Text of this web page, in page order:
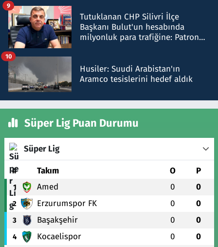
Tutuklanan CHP Silivri İlçe
Başkanı Bulut'un hesabında
milyonluk para trafiğine: Patron
9
Husiler: Suudi Arabistan'ın
Aramco tesislerini hedef aldık
10
Süper Lig Puan Durumu
Süper Lig
# Takım O P
1 Amed 0 0
2 Erzurumspor FK 0 0
3 Başakşehir 0 0
4 Kocaelispor 0 0